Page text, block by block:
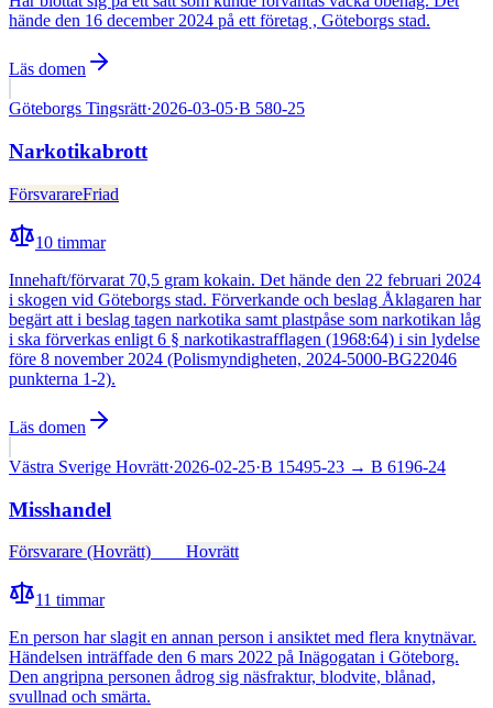
hände den 16 december 2024 på ett företag , Göteborgs stad.
Läs domen
Göteborgs Tingsrätt·2026-03-05·B 580-25
Narkotikabrott
FörsvarareFriad
10 timmar
Innehaft/förvarat 70,5 gram kokain. Det hände den 22 februari 2024
i skogen vid Göteborgs stad. Förverkande och beslag Åklagaren har
begärt att i beslag tagen narkotika samt plastpåse som narkotikan låg
i ska förverkas enligt 6 § narkotikastrafflagen (1968:64) i sin lydelse
före 8 november 2024 (Polismyndigheten, 2024-5000-BG22046
punkterna 1-2).
Läs domen
Västra Sverige Hovrätt·2026-02-25·B 15495-23 → B 6196-24
Misshandel
Försvarare (Hovrätt) Hovrätt
11 timmar
En person har slagit en annan person i ansiktet med flera knytnävar.
Händelsen inträffade den 6 mars 2022 på Inägogatan i Göteborg.
Den angripna personen ådrog sig näsfraktur, blodvite, blånad,
svullnad och smärta.